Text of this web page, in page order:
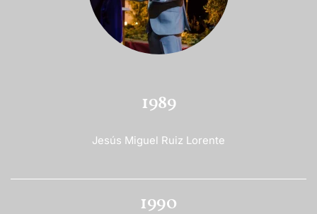
1989
Jesús Miguel Ruiz Lorente
1990